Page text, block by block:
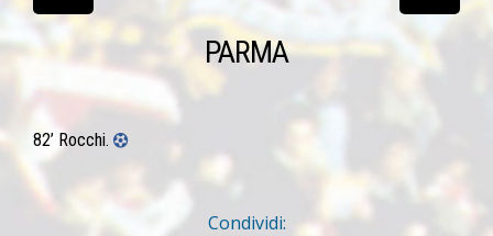
PARMA
82’ Rocchi.
Condividi: